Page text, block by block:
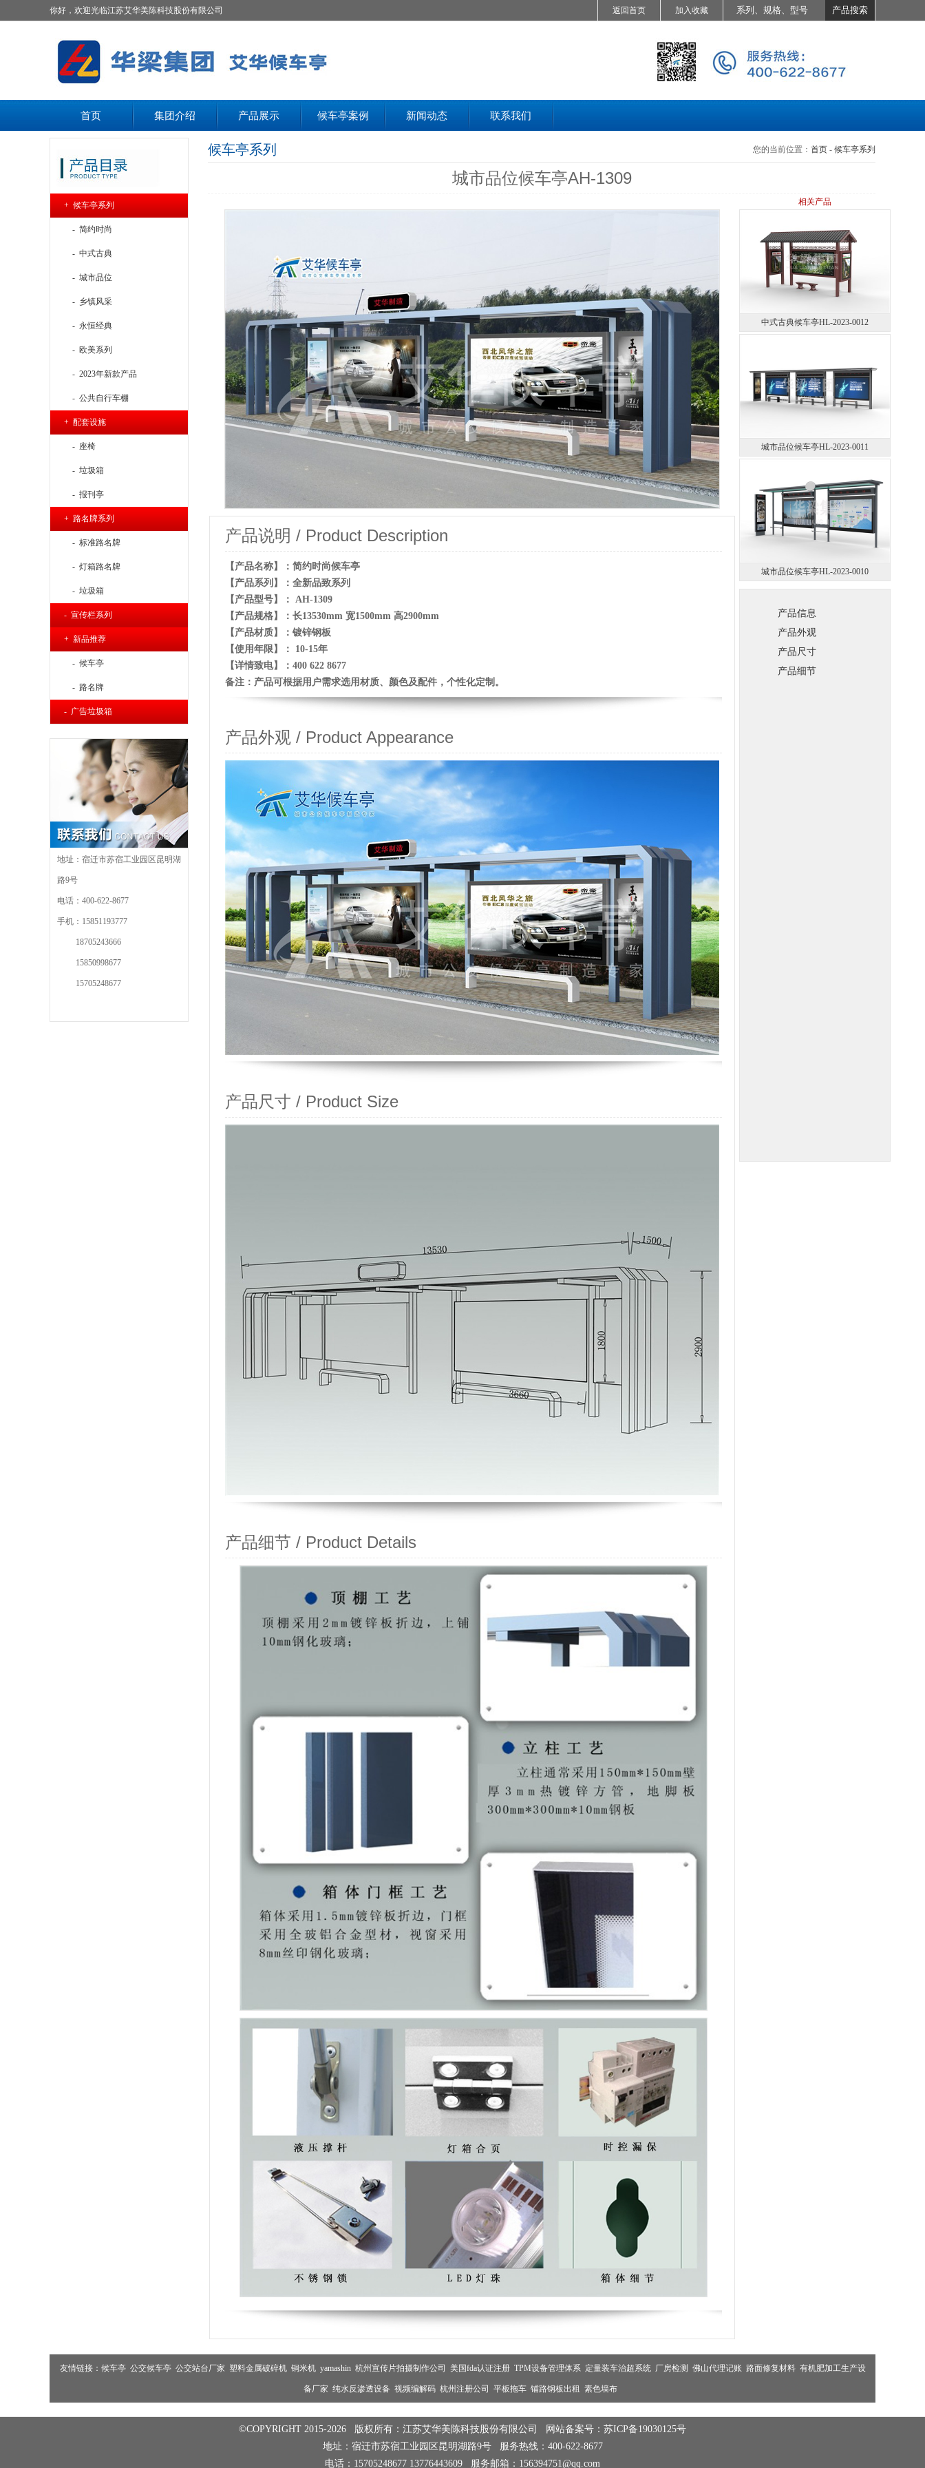
你好，欢迎光临江苏艾华美陈科技股份有限公司 加入收藏
返回首页
首页 集团介绍 产品展示 候车亭案例 新闻动态 联系我们
+ 候车亭系列
- 简约时尚
- 中式古典
- 城市品位
- 乡镇风采
- 永恒经典
- 欧美系列
- 2023年新款产品
- 公共自行车棚
+ 配套设施
- 座椅
- 垃圾箱
- 报刊亭
+ 路名牌系列
- 标准路名牌
- 灯箱路名牌
- 垃圾箱
- 宣传栏系列
+ 新品推荐
- 候车亭
- 路名牌
- 广告垃圾箱
地址：宿迁市苏宿工业园区昆明湖
路9号
电话：400-622-8677
手机：15851193777
18705243666
15850998677
15705248677
候车亭系列 您的当前位置： 首页 - 候车亭系列
城市品位候车亭AH-1309
产品说明 / Product Description
【产品名称】：简约时尚候车亭
【产品系列】：全新品致系列
【产品型号】： AH-1309
【产品规格】：长13530mm 宽1500mm 高2900mm
【产品材质】：镀锌钢板
【使用年限】： 10-15年
【详情致电】：400 622 8677
备注：产品可根据用户需求选用材质、颜色及配件，个性化定制。
产品外观 / Product Appearance
产品尺寸 / Product Size
产品细节 / Product Details
相关产品
中式古典候车亭HL-2023-0012
城市品位候车亭HL-2023-0011
城市品位候车亭HL-2023-0010
产品信息
产品外观
产品尺寸
产品细节
友情链接： 候车亭 公交候车亭 公交站台厂家 塑料金属破碎机 铜米机 yamashin 杭州宣传片拍摄制作公司 美国fda认证注册 TPM设备管理体系 定量装车治超系统 厂房检测 佛山代理记账 路面修复材料 有机肥加工生产设
备厂家 纯水反渗透设备 视频编解码 杭州注册公司 平板拖车 铺路钢板出租 素色墙布
©COPYRIGHT 2015-2026 版权所有：江苏艾华美陈科技股份有限公司
网站备案号：苏ICP备19030125号
地址：宿迁市苏宿工业园区昆明湖路9号
服务热线：400-622-8677
电话：15705248677 13776443609
服务邮箱：156394751@qq.com